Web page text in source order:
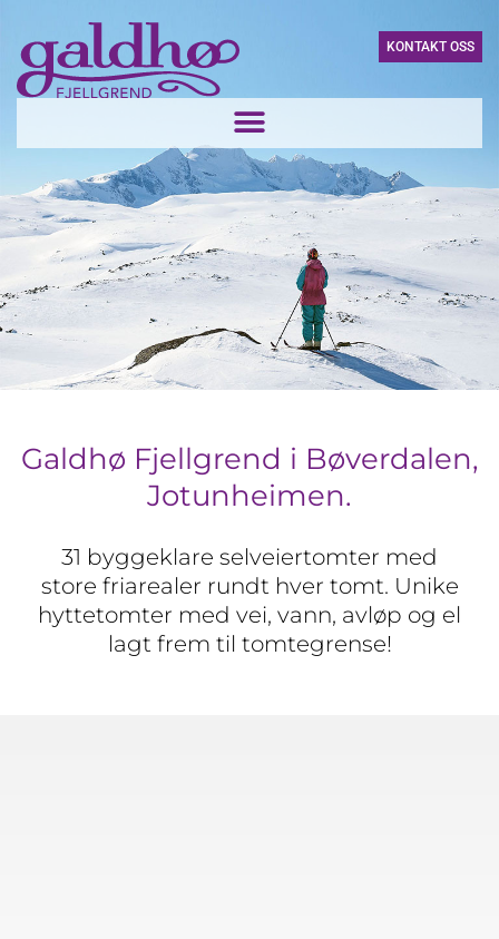
KONTAKT OSS
Galdhø Fjellgrend i Bøverdalen,
Jotunheimen.
31 byggeklare selveiertomter med
store friarealer rundt hver tomt. Unike
hyttetomter med vei, vann, avløp og el
lagt frem til tomtegrense!